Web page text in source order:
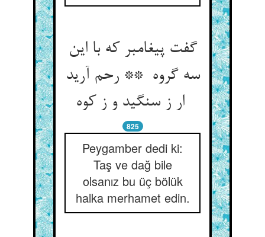
گفت پیغامبر که با این
سه گروه ** رحم آرید
825
Peygamber dedi ki:
Taş ve dağ bile
olsanız bu üç bölük
halka merhamet edin.